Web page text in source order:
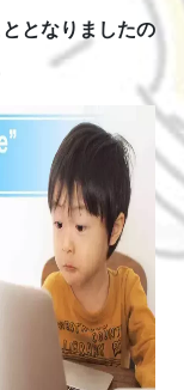
となりましたの